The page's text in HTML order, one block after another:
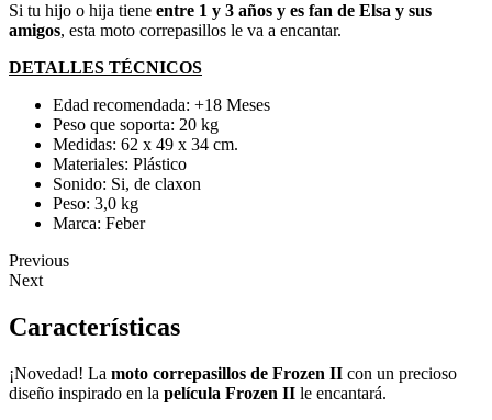
Si tu hijo o hija tiene entre 1 y 3 años y es fan de Elsa y sus
amigos, esta moto correpasillos le va a encantar.
DETALLES TÉCNICOS
Edad recomendada: +18 Meses
Peso que soporta: 20 kg
Medidas: 62 x 49 x 34 cm.
Materiales: Plástico
Sonido: Si, de claxon
Peso: 3,0 kg
Marca: Feber
Previous
Next
Características
¡Novedad! La moto correpasillos de Frozen II con un precioso
diseño inspirado en la película Frozen II le encantará.